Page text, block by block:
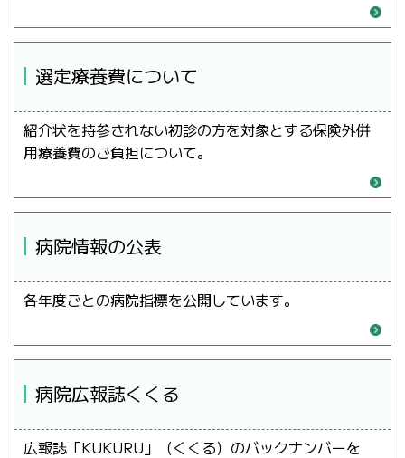
選定療養費について
紹介状を持参されない初診の方を対象とする保険外併
用療養費のご負担について。
病院情報の公表
各年度ごとの病院指標を公開しています。
病院広報誌くくる
広報誌「KUKURU」（くくる）のバックナンバーを